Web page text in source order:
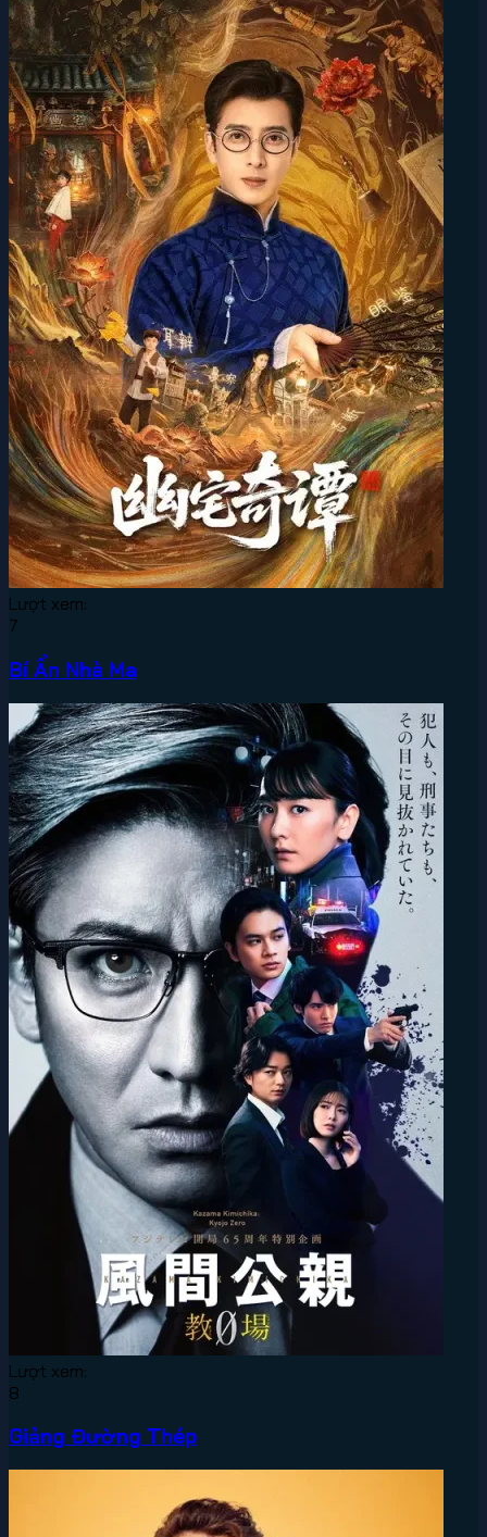
Lượt xem:
7
Bí Ẩn Nhà Ma
Lượt xem:
8
Giảng Đường Thép